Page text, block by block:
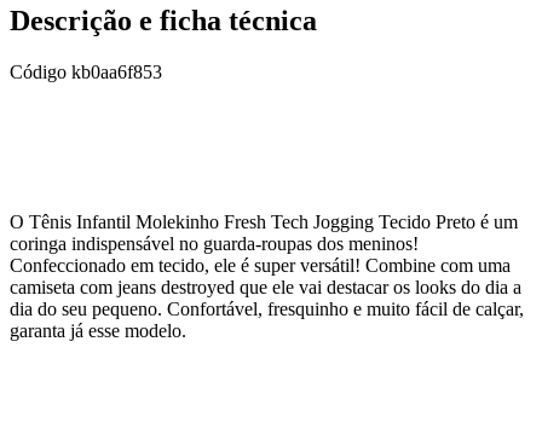
Descrição e ficha técnica
Código kb0aa6f853
O Tênis Infantil Molekinho Fresh Tech Jogging Tecido Preto é um
coringa indispensável no guarda-roupas dos meninos!
Confeccionado em tecido, ele é super versátil! Combine com uma
camiseta com jeans destroyed que ele vai destacar os looks do dia a
dia do seu pequeno. Confortável, fresquinho e muito fácil de calçar,
garanta já esse modelo.